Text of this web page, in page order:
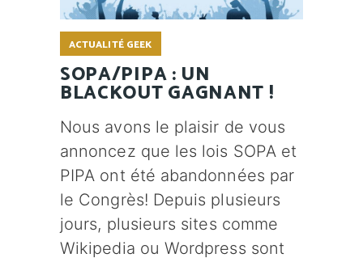
ACTUALITÉ GEEK
SOPA/PIPA : UN
BLACKOUT GAGNANT !
Nous avons le plaisir de vous
annoncez que les lois SOPA et
PIPA ont été abandonnées par
le Congrès! Depuis plusieurs
jours, plusieurs sites comme
Wikipedia ou Wordpress sont